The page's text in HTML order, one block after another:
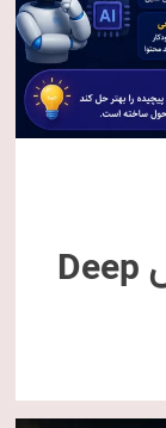
یادگیری ماشین | آموزش Deep